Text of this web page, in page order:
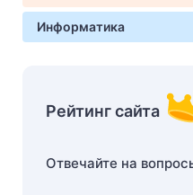
Информатика
Рейтинг сайта
Отвечайте на